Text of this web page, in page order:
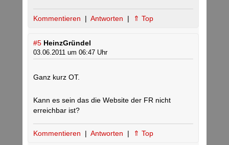
Kommentieren | Antworten | ⇑ Top
#5 HeinzGründel
03.06.2011 um 06:47 Uhr
Ganz kurz OT.
Kann es sein das die Website der FR nicht
erreichbar ist?
Kommentieren | Antworten | ⇑ Top